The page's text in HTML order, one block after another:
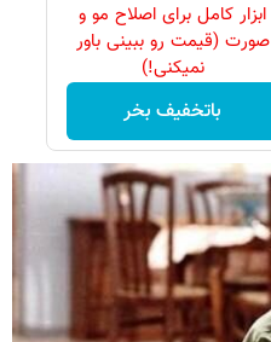
ابزار کامل برای اصلاح مو و
صورت (قیمت رو ببینی باور
نمیکنی!)
باتخفیف بخر